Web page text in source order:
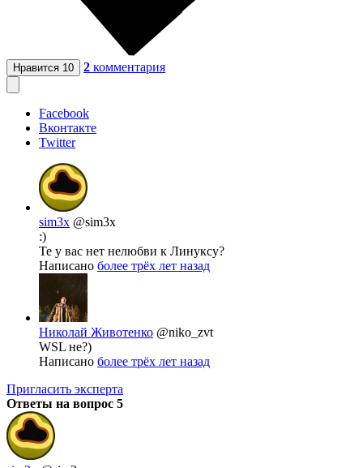
Нравится 10 2 комментария
Facebook
Вконтакте
Twitter
sim3x @sim3x
:)
Те у вас нет нелюбви к Линуксу?
Написано более трёх лет назад
Николай Животенко @niko_zvt
WSL не?)
Написано более трёх лет назад
Пригласить эксперта
Ответы на вопрос 5